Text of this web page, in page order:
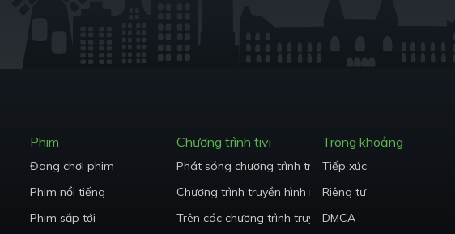
Phim
Đang chơi phim
Phim nổi tiếng
Phim sắp tới
Chương trình tivi
Phát sóng chương trình truyền hình
Chương trình truyền hình nổi tiếng
Trên các chương trình truyền hình trên không
Trong khoảng
Tiếp xúc
Riêng tư
DMCA